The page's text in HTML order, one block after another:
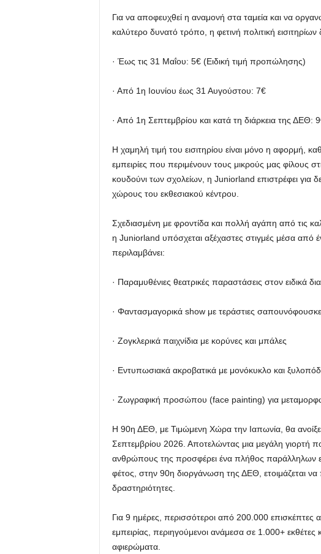
Για να αποφευχθεί η αναμονή στα ταμεία και να
καλύτερο δυνατό τρόπο, η φετινή πολιτική
· Έως τις 31 Μαΐου: 5€ (Ειδική τιμή προπώλησης)
· Από 1η Ιουνίου έως 31 Αυγούστου: 7€
· Από 1η Σεπτεμβρίου και κατά τη διάρκεια της ΔΕΘ:
Η χαμηλή τιμή του εισιτηρίου είναι μόνο η αφορμή,
εμπειρίες που περιμένουν τους μικρούς μας φίλους
κουδούνι των σχολείων, η Juniorland επιστρέφει για
χώρους του εκθεσιακού κέντρου.
Σχεδιασμένη με φροντίδα και πολλή αγάπη από τις
η Juniorland υπόσχεται αξέχαστες στιγμές μέσα
περιλαμβάνει:
· Παραμυθένιες θεατρικές παραστάσεις στον ειδικά
· Φαντασμαγορικά show με τεράστιες
· Ζογκλερικά παιχνίδια με κορύνες και μπάλες
· Εντυπωσιακά ακροβατικά με μονόκυκλο και
· Ζωγραφική προσώπου (face painting) για
Η 90η ΔΕΘ, με Τιμώμενη Χώρα την Ιαπωνία, θα
Σεπτεμβρίου 2026. Αποτελώντας μια μεγάλη γιορτή
ανθρώπους της προσφέρει ένα πλήθος παράλληλων
φέτος, στην 90η διοργάνωση της ΔΕΘ, ετοιμάζεται να
δραστηριότητες.
Για 9 ημέρες, περισσότεροι από 200.000 επισκέπτες
εμπειρίας, περιηγούμενοι ανάμεσα σε 1.000+
αφιερώματα.